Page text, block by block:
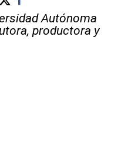
Autónoma
productora y